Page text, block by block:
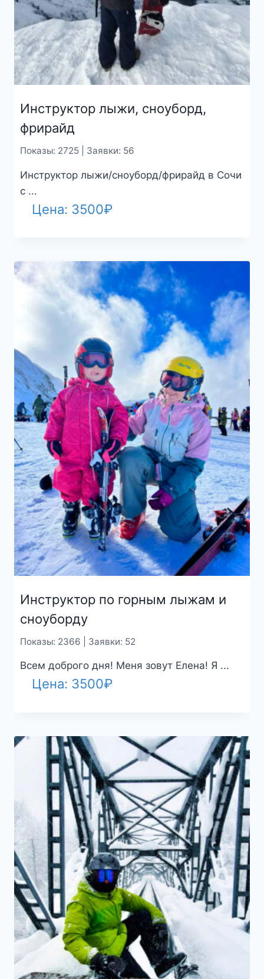
Инструктор лыжи, сноуборд,
фрирайд
Показы: 2725 | Заявки: 56
Инструктор лыжи/сноуборд/фрирайд в Сочи
с ...
Цена: 3500₽
Инструктор по горным лыжам и
сноуборду
Показы: 2366 | Заявки: 52
Всем доброго дня! Меня зовут Елена! Я ...
Цена: 3500₽